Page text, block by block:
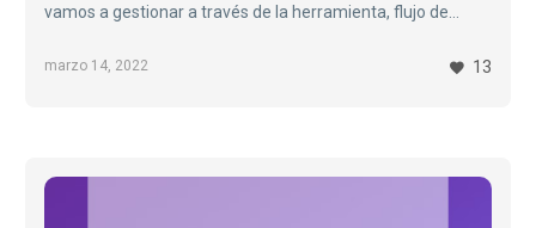
marzo 14, 2022
vamos a gestionar a través de la herramienta, flujo de
13